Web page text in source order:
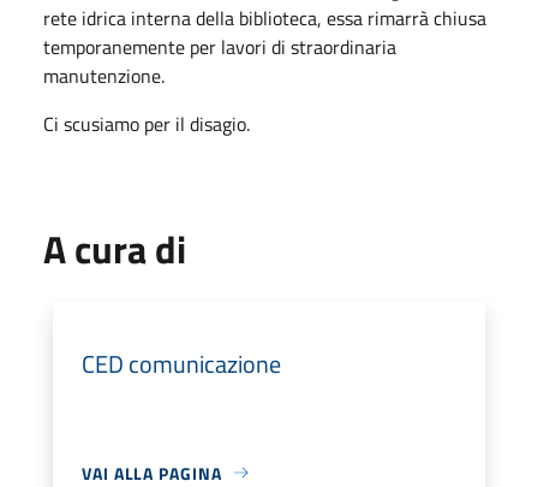
rete idrica interna della biblioteca, essa rimarrà chiusa
temporanemente per lavori di straordinaria
manutenzione.
Ci scusiamo per il disagio.
A cura di
CED comunicazione
VAI ALLA PAGINA